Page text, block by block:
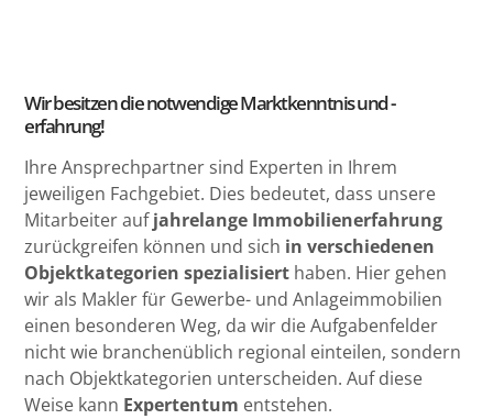
Wir besitzen die notwendige Marktkenntnis und -
erfahrung!
Ihre Ansprechpartner sind Experten in Ihrem
jeweiligen Fachgebiet. Dies bedeutet, dass unsere
Mitarbeiter aufjahrelange Immobilienerfahrung
zurückgreifen können und sich in verschiedenen
Objektkategorien spezialisiert haben. Hier gehen
wir als Makler für Gewerbe- und Anlageimmobilien
einen besonderen Weg, da wir die Aufgabenfelder
nicht wie branchenüblich regional einteilen, sondern
nach Objektkategorien unterscheiden. Auf diese
Weise kann Expertentum entstehen.